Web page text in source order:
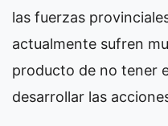
las fuerzas
actualmente sufren
producto de no tener
desarrollar las